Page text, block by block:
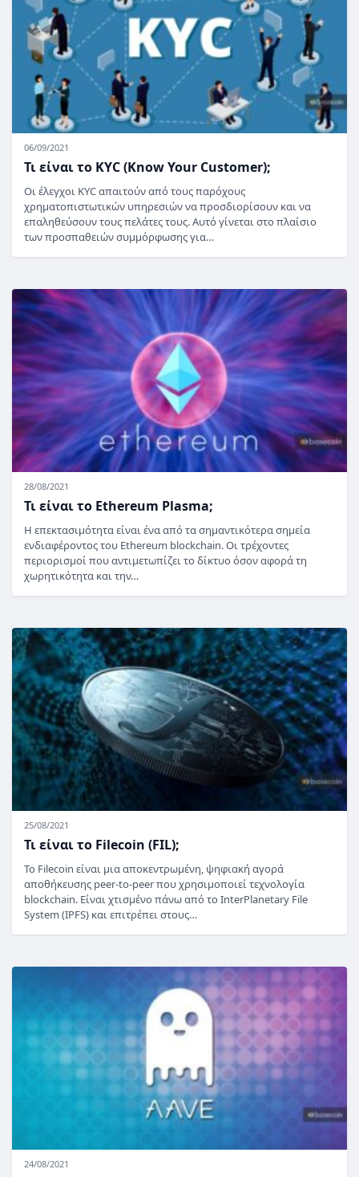
06/09/2021
Τι είναι το KYC (Know Your Customer);
Οι έλεγχοι KYC απαιτούν από τους παρόχους
χρηματοπιστωτικών υπηρεσιών να προσδιορίσουν και να
επαληθεύσουν τους πελάτες τους. Αυτό γίνεται στο πλαίσιο
των προσπαθειών συμμόρφωσης για…
28/08/2021
Τι είναι το Ethereum Plasma;
Η επεκτασιμότητα είναι ένα από τα σημαντικότερα σημεία
ενδιαφέροντος του Ethereum blockchain. Οι τρέχοντες
περιορισμοί που αντιμετωπίζει το δίκτυο όσον αφορά τη
χωρητικότητα και την…
25/08/2021
Τι είναι το Filecoin (FIL);
Το Filecoin είναι μια αποκεντρωμένη, ψηφιακή αγορά
αποθήκευσης peer-to-peer που χρησιμοποιεί τεχνολογία
blockchain. Είναι χτισμένο πάνω από το InterPlanetary File
System (IPFS) και επιτρέπει στους…
24/08/2021